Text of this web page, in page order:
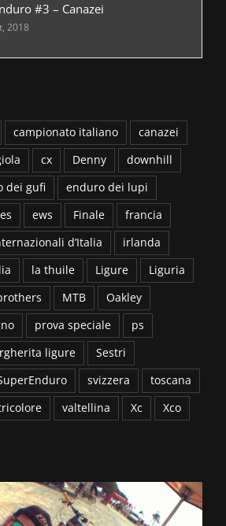
#3 – Canazei
2018
campionato italiano
canazei
cx Denny
downhill
dei gufi
enduro dei lupi
ews Finale
francia
d’Italia
irlanda
la thuile Ligure
Liguria
MTB
Oakley
prova speciale
ps
ligure
Sestri
svizzera
toscana
valtellina Xc Xco